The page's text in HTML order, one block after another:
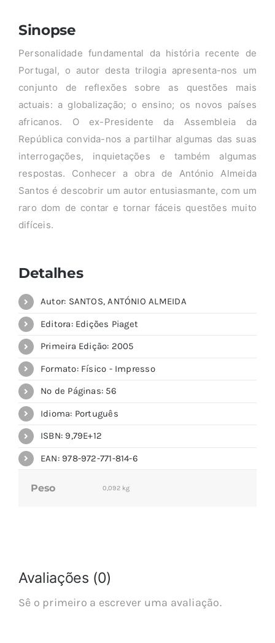
Sinopse
Personalidade fundamental da história recente de
Portugal, o autor desta trilogia apresenta-nos um
conjunto de reflexões sobre as questões mais
actuais: a globalização; o ensino; os novos países
africanos. O ex-Presidente da Assembleia da
República convida-nos a partilhar algumas das suas
interrogações, inquietações e também algumas
respostas. Conhecer a obra de António Almeida
Santos é descobrir um autor entusiasmante, com um
raro dom de contar e tornar fáceis questões muito
difíceis.
Detalhes
Autor: SANTOS, ANTÓNIO ALMEIDA
Editora: Edições Piaget
Primeira Edição: 2005
Formato: Físico - Impresso
Nº de Páginas: 56
Idioma: Português
ISBN: 9,79E+12
EAN: 978-972-771-814-6
Peso 0,092 kg
Avaliações (0)
Sê o primeiro a escrever uma avaliação.